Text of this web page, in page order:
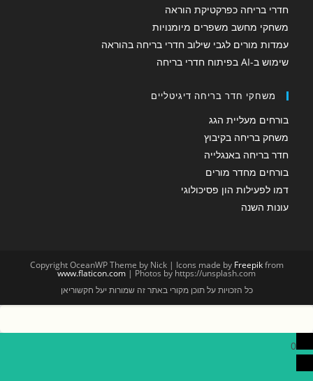
חדרי בריחה כפרקטיקת הוראה
משחקי מחשב משפרים מיומנויות
עמדות מורים לגבי שילוב חדרי בריחה בהוראה
שימוש ב-AI בפיתוח חדרי בריחה
משחקי חדר בריחה דיגיטליים
בורחים מעליית הגג
משחק בריחה בקיבוץ
חדר בריחה באנגלייה
בורחים מחדר מורים
דמו לפעילות הון פסיכולוגי
עונות השנה
Copyright OceanWP Theme by Nick | Icons made by Freepikfrom
www.flaticon.com | Photos by https://unsplash.com
כל הזכויות על תוכן מקורי באתר זה שמורות יעל חקשוריאן
0